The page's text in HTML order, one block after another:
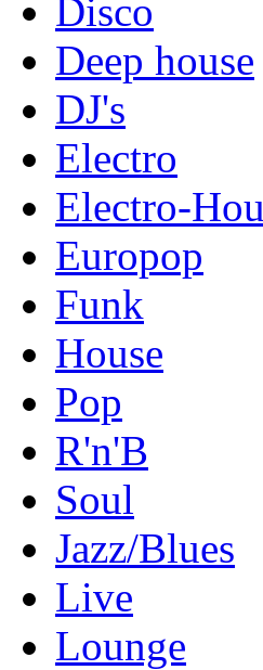
Disco
Deep house
DJ's
Electro
Electro-
Europop
Funk
House
Pop
R'n'B
Soul
Jazz/Blues
Live
Lounge